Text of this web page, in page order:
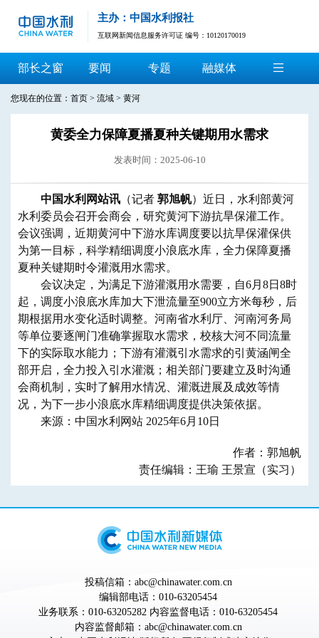
主办：中国水利报社
互联网新闻信息服务许可证 编号：10120170019
部长之窗 要闻 专题 融媒体
您现在的位置： 首页 > 流域 > 黄河
黄委全力保障夏播夏种关键期用水需求
发表时间：2025-06-10
中国水利网站讯 （记者 郭旭帆） 近日 ， 水利部黄河
水利委员会召开会商会，研究黄河下游抗旱保灌工作。
会议强调，近期黄河中下游水库调度要以抗旱保灌保供
为第一目标，科学精细调度小浪底水库，全力保障夏播
夏种关键期时令灌溉用水需求。
会议决定，为满足下游灌溉用水需要，自6月8日8时
起，调度小浪底水库加大下泄流量至900立方米每秒，后
期根据用水变化适时调整。河南省水利厅、河南河务局
等单位要逐闸门准确掌握取水需求，校核大河不同流量
下的实际取水能力；下游有灌溉引水需求的引黄涵闸全
部开启，全力投入引水灌溉；相关部门要建立及时沟通
会商机制，实时了解用水情况、灌溉进展及成效等情
况，为下一步小浪底水库精细调度提供决策依据。
来源：中国水利网站 2025年6月10日
作者：郭旭帆
责任编辑：王瑜 王景宣（实习）
投稿信箱：abc@chinawater.com.cn
编辑部电话：010-63205454
业务联系：010-63205282 内容监督电话：010-63205454
内容监督邮箱：abc@chinawater.com.cn